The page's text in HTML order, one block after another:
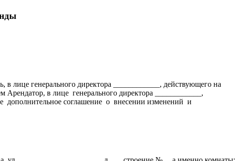
лице генерального директора ____________, действующего на
Арендатор, в лице генерального директора ____________,
дополнительное соглашение о внесении изменений и